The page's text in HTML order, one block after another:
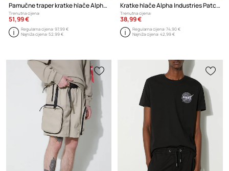
Pamučne traper kratke hlače Alpha Industries Aircraft
Trenutna cijena:
51,99 €
Regularna cijena:97,99 €
Najniža cijena:52,99 €
Kratke hlače Alpha Industries Patch LF
Trenutna cijena:
38,99 €
Regularna cijena:74,90 €
Najniža cijena:42,99 €